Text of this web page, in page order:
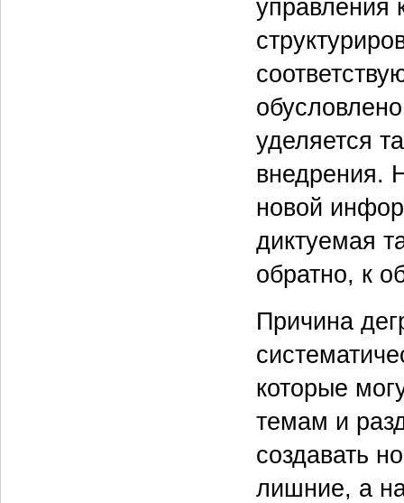
управления
уделяется
внедрения.
новой
диктуемая
обратно, к
Причина
которые
темам и
создавать
лишние, а